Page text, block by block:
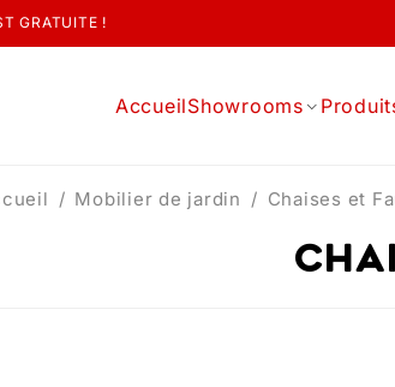
GRATUITE !
AccueilShowrooms
/ Mobilier de jardin / Chaises et